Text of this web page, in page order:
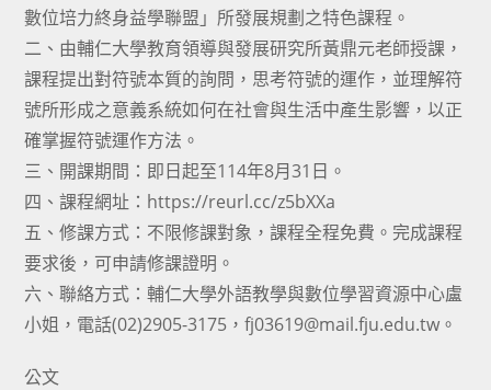
數位培力終身益學聯盟」所發展規劃之特色課程。
二、由輔仁大學教育領導與發展研究所黃鼎元老師授課，
課程提出對符號本質的詢問，思考符號的運作，並理解符
號所形成之意義系統如何在社會與生活中產生影響，以正
確掌握符號運作方法。
三、開課期間：即日起至114年8月31日。
四、課程網址：https://reurl.cc/z5bXXa
五、修課方式：不限修課對象，課程全程免費。完成課程
要求後，可申請修課證明。
六、聯絡方式：輔仁大學外語教學與數位學習資源中心盧
小姐，電話(02)2905-3175，fj03619@mail.fju.edu.tw。
公文